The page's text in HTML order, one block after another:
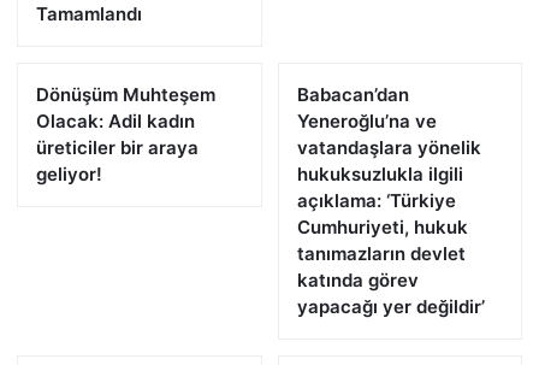
Tamamlandı
Dönüşüm Muhteşem
Olacak: Adil kadın
üreticiler bir araya
geliyor!
Babacan’dan
Yeneroğlu’na ve
vatandaşlara yönelik
hukuksuzlukla ilgili
açıklama: ‘Türkiye
Cumhuriyeti, hukuk
tanımazların devlet
katında görev
yapacağı yer değildir’